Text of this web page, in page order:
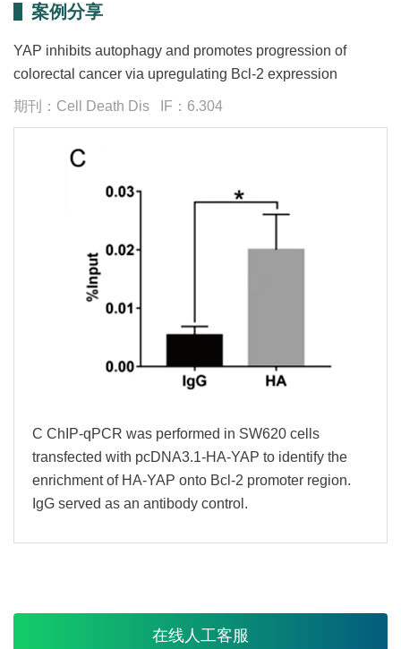
案例分享
YAP inhibits autophagy and promotes progression of
colorectal cancer via upregulating Bcl-2 expression
期刊：Cell Death Dis IF：6.304
C ChIP-qPCR was performed in SW620 cells
transfected with pcDNA3.1-HA-YAP to identify the
enrichment of HA-YAP onto Bcl-2 promoter region.
IgG served as an antibody control.
在线人工客服